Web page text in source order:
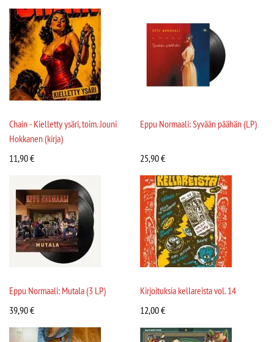
Chain - Kielletty ysäri, toim. Jouni
Hokkanen (kirja)
11,90€
Eppu Normaali: Syvään päähän (LP)
25,90€
Eppu Normaali: Mutala (3 LP)
39,90€
Kirjoituksia kellareista vol. 14
12,00€